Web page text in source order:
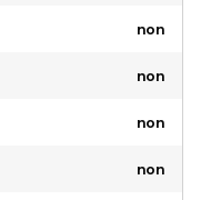
non
non
non
non